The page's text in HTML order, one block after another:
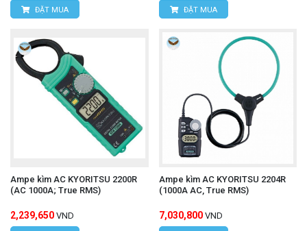
ĐẶT MUA ĐẶT MUA
Ampe kìm AC KYORITSU 2200R
(AC 1000A; True RMS)
2,239,650 VND
Ampe kìm AC KYORITSU 2204R
(1000A AC, True RMS)
7,030,800 VND